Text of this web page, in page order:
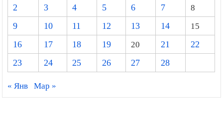
2
3 4 5 6 7
8
9
10 11 12 13 14
15
16
17 18 19 20 21
22
23
24 25 26 27 28
« Янв Мар »